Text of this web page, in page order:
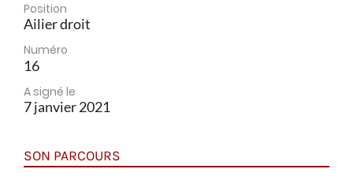
Position
Ailier droit
Numéro
16
A signé le
7 janvier 2021
SON PARCOURS